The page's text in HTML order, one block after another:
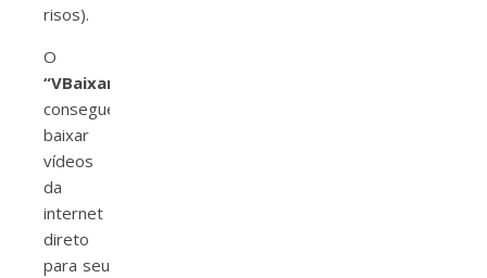
risos).
O
“VBaixar”
consegue
baixar
vídeos
da
internet
direto
para seu